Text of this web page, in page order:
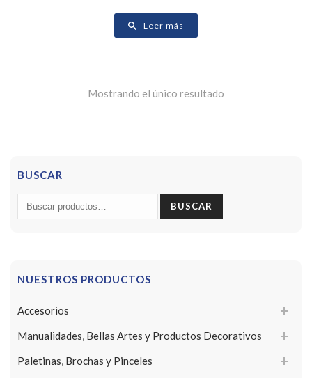
Leer más
Mostrando el único resultado
BUSCAR
Buscar
por:
BUSCAR
NUESTROS PRODUCTOS
Accesorios
Manualidades, Bellas Artes y Productos Decorativos
Paletinas, Brochas y Pinceles